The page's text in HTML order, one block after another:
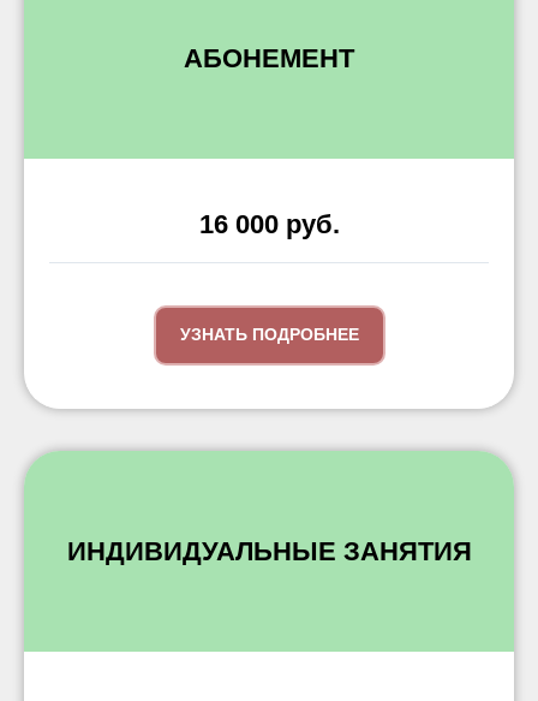
АБОНЕМЕНТ
16 000 руб.
УЗНАТЬ ПОДРОБНЕЕ
ИНДИВИДУАЛЬНЫЕ ЗАНЯТИЯ